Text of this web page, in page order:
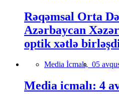
Rəqəmsal Orta
Azərbaycan
optik xətlə
Media İcmalı, 05
Media icmalı: 4